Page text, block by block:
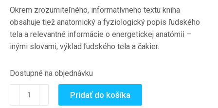
Okrem zrozumiteľného, informatívneho textu kniha
obsahuje tiež anatomický a fyziologický popis ľudského
tela a relevantné informácie o energetickej anatómii –
inými slovami, výklad ľudského tela a čakier.
Dostupné na objednávku
množstvo
Pridať do košíka